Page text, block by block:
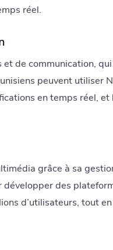
réel.
de communication,
peuvent utiliser
en temps réel, et
grâce à sa
des
d’utilisateurs, tout